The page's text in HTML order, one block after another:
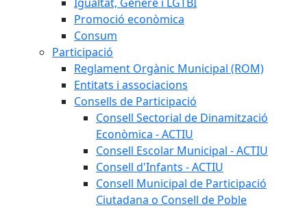
Promoció econòmica
Consum
Participació
Reglament Orgànic Municipal (ROM)
Entitats i associacions
Consells de Participació
Consell Sectorial de Dinamització
Econòmica - ACTIU
Consell Escolar Municipal - ACTIU
Consell d'Infants - ACTIU
Consell Municipal de Participació
Ciutadana o Consell de Poble